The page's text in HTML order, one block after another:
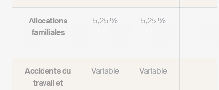
Allocations
familiales
5,25 % 5,25 %
Accidents du
travail et
Variable Variable